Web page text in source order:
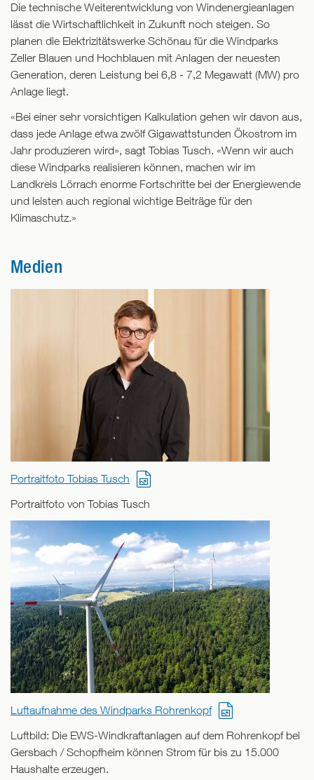
Die technische Weiterentwicklung von Windenergieanlagen
lässt die Wirtschaftlichkeit in Zukunft noch steigen. So
planen die Elektrizitätswerke Schönau für die Windparks
Zeller Blauen und Hochblauen mit Anlagen der neuesten
Generation, deren Leistung bei 6,8 - 7,2 Megawatt (MW) pro
Anlage liegt.
«Bei einer sehr vorsichtigen Kalkulation gehen wir davon aus,
dass jede Anlage etwa zwölf Gigawattstunden Ökostrom im
Jahr produzieren wird», sagt Tobias Tusch. «Wenn wir auch
diese Windparks realisieren können, machen wir im
Landkreis Lörrach enorme Fortschritte bei der Energiewende
und leisten auch regional wichtige Beiträge für den
Klimaschutz.»
Medien
Portraitfoto Tobias Tusch
Portraitfoto von Tobias Tusch
Luftaufnahme des Windparks Rohrenkopf
Luftbild: Die EWS-Windkraftanlagen auf dem Rohrenkopf bei
Gersbach / Schopfheim können Strom für bis zu 15.000
Haushalte erzeugen.